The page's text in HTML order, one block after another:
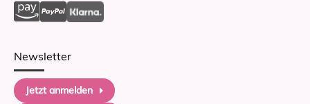
Newsletter
Jetzt anmelden